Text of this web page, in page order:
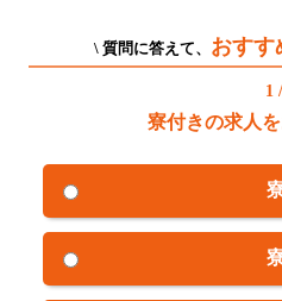
\ 質問に答えて、 おすす
1
寮付きの求人